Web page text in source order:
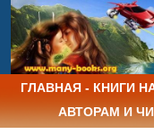
ГЛАВНАЯ - КНИГИ НА
АВТОРАМ И